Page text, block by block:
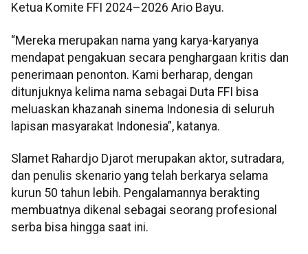
Ketua Komite FFI 2024–2026 Ario Bayu.
“Mereka merupakan nama yang karya-karyanya
mendapat pengakuan secara penghargaan kritis dan
penerimaan penonton. Kami berharap, dengan
ditunjuknya kelima nama sebagai Duta FFI bisa
meluaskan khazanah sinema Indonesia di seluruh
lapisan masyarakat Indonesia”, katanya.
Slamet Rahardjo Djarot merupakan aktor, sutradara,
dan penulis skenario yang telah berkarya selama
kurun 50 tahun lebih. Pengalamannya berakting
membuatnya dikenal sebagai seorang profesional
serba bisa hingga saat ini.